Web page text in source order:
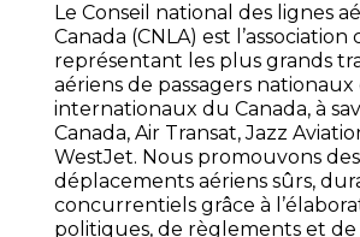
Le Conseil national des lignes
Canada (CNLA) est
représentant les plus grands
aériens de passagers nationaux
internationaux du Canada, à
Canada, Air Transat, Jazz
WestJet. Nous promouvons des
déplacements aériens sûrs,
concurrentiels grâce à
politiques, de règlements et de